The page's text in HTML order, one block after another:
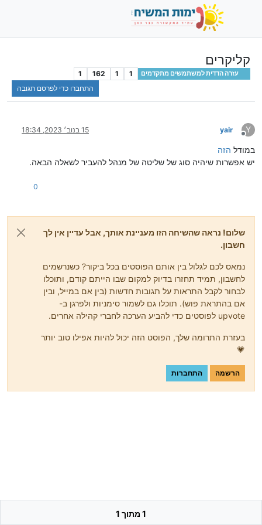
קליקרים
עזרה הדדית למשתמשים מתקדמים 1
1
162
1
התחברו כדי לפרסם תגובה
Y
מנותק
yair 15 בנוב׳ 2023, 18:34
במודל הזה
יש אפשרות שיהיה סוג של שליטה של מנהל להעביר לשאלה הבאה.
0
שלום! נראה שהשיחה הזו מעניינת אותך, אבל עדיין אין לך
חשבון.
נמאס לכם לגלול בין אותם הפוסטים בכל ביקור? כשנרשמים
לחשבון, תמיד תחזרו בדיוק למקום שבו הייתם קודם, ותוכלו
לבחור לקבל התראות על תגובות חדשות (בין אם במייל, ובין
אם בהתראת פוש). תוכלו גם לשמור סימניות ולפרגן ב-
upvote לפוסטים כדי להביע הערכה לחברי קהילה אחרים.
בעזרת התרומה שלך, הפוסט הזה יכול להיות אפילו טוב יותר
💗
הרשמה התחברות
1 מתוך 1